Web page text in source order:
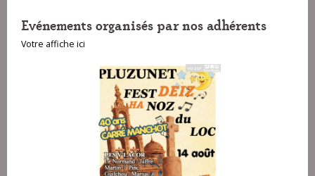
Evénements organisés par nos adhérents
Votre affiche ici